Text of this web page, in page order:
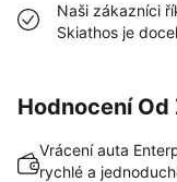
Naši zákazníci
Skiathos je
Hodnocení
Vrácení auta
rychlé a